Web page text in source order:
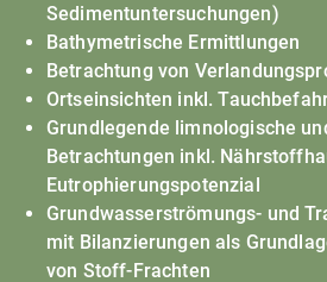
Sedimentuntersuchungen)
Bathymetrische Ermittlungen
Betrachtung von
Ortseinsichten inkl.
Grundlegende limnologische
Betrachtungen inkl.
Eutrophierungspotenzial
Grundwasserströmungs- und
mit Bilanzierungen als
von Stoff-Frachten